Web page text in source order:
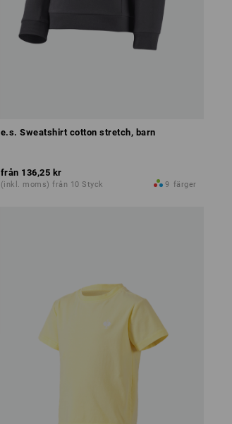
e.s. Sweatshirt cotton stretch, barn
från 136,25 kr
(inkl. moms) från 10 Styck 9 färger